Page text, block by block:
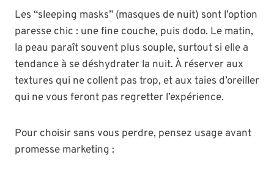
Les “sleeping masks” (masques de nuit) sont l’option
paresse chic : une fine couche, puis dodo. Le matin,
la peau paraît souvent plus souple, surtout si elle a
tendance à se déshydrater la nuit. À réserver aux
textures qui ne collent pas trop, et aux taies d’oreiller
qui ne vous feront pas regretter l’expérience.
Pour choisir sans vous perdre, pensez usage avant
promesse marketing :